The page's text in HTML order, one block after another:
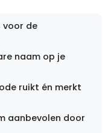
voor de
naam op je
ruikt én merkt
aanbevolen door